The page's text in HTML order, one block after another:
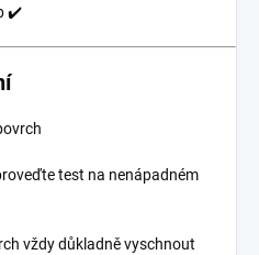
✔️
test na nenápadném
vždy důkladně vyschnout